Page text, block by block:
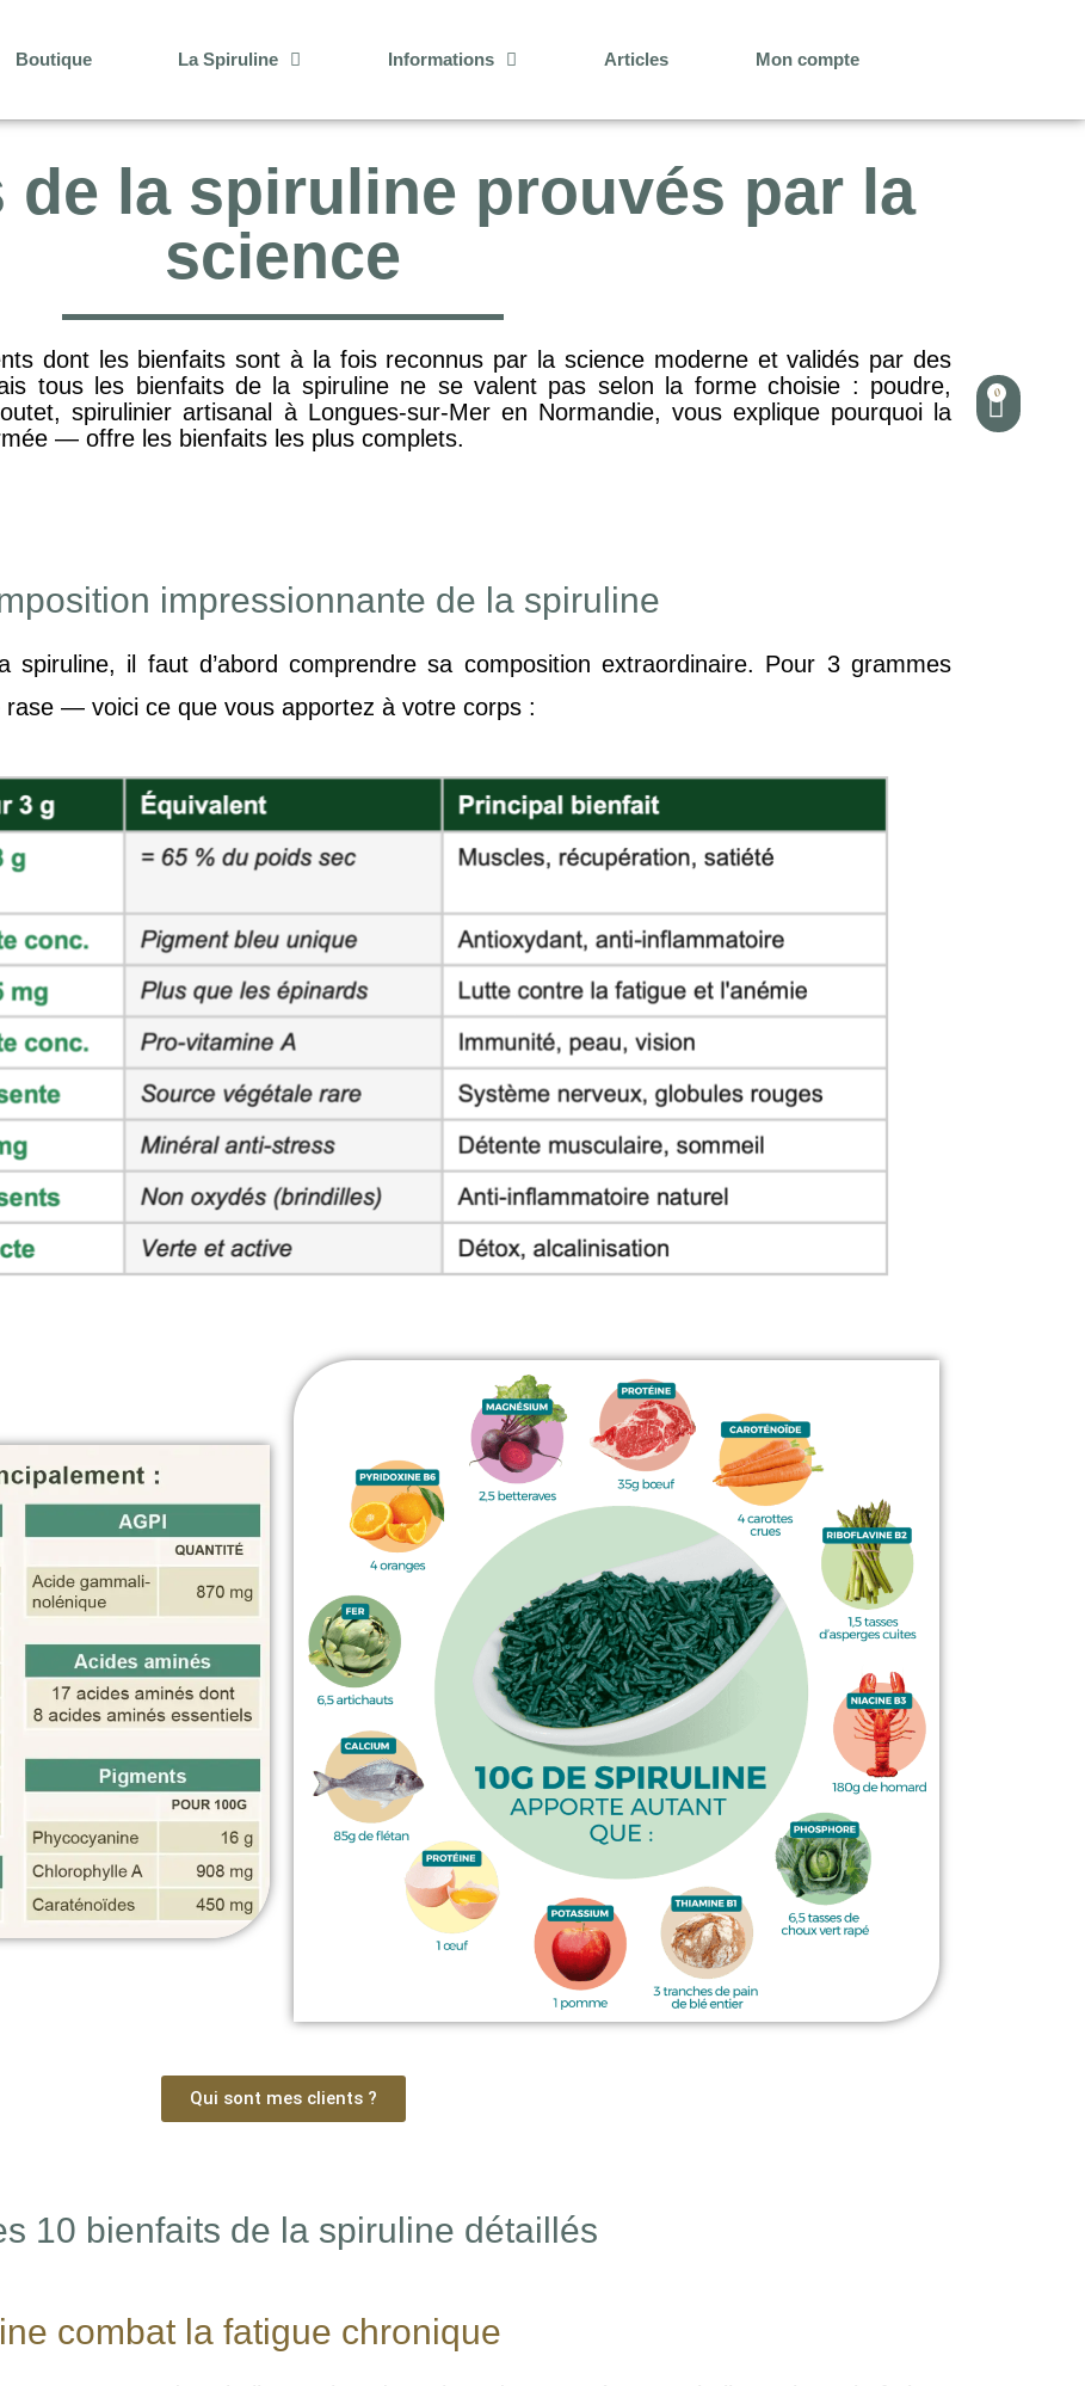
Boutique La Spiruline Informations Articles Mon compte
0
de la spiruline prouvés par la
science
dont les bienfaits sont à la fois reconnus par la science moderne et validés par des
tous les bienfaits de la spiruline ne se valent pas selon la forme choisie : poudre,
spirulinier artisanal à Longues-sur-Mer en Normandie, vous explique pourquoi la
— offre les bienfaits les plus complets.
impressionnante de la spiruline
spiruline, il faut d’abord comprendre sa composition extraordinaire. Pour 3 grammes
— voici ce que vous apportez à votre corps :
Qui sont mes clients ?
10 bienfaits de la spiruline détaillés
combat la fatigue chronique